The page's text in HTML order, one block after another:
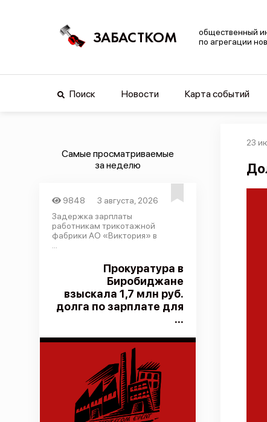
ЗАБАСТКОМ
общественный
по агрегации
Поиск Новости Карта событий
Самые просматриваемые
за неделю
9848
3 августа, 2026
Задержка зарплаты
работникам трикотажной
фабрики АО «Виктория» в
Прокуратура в
Биробиджане
взыскала 1,7 млн руб.
долга по зарплате для
...
23